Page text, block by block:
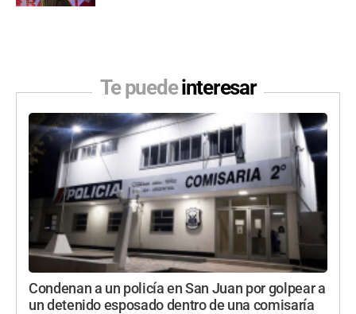
Te puedeinteresar
Condenan a un policía en San Juan por golpear a
un detenido esposado dentro de una comisaría